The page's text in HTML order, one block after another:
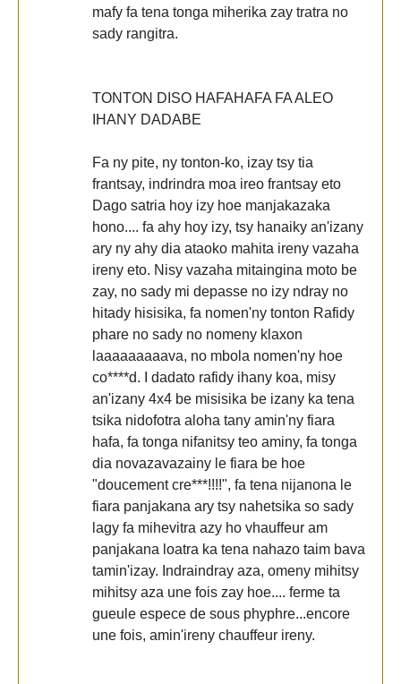
mafy fa tena tonga miherika zay tratra no
sady rangitra.
TONTON DISO HAFAHAFA FA ALEO
IHANY DADABE
Fa ny pite, ny tonton-ko, izay tsy tia
frantsay, indrindra moa ireo frantsay eto
Dago satria hoy izy hoe manjakazaka
hono.... fa ahy hoy izy, tsy hanaiky an'izany
ary ny ahy dia ataoko mahita ireny vazaha
ireny eto. Nisy vazaha mitaingina moto be
zay, no sady mi depasse no izy ndray no
hitady hisisika, fa nomen'ny tonton Rafidy
phare no sady no nomeny klaxon
laaaaaaaaava, no mbola nomen'ny hoe
co****d. I dadato rafidy ihany koa, misy
an'izany 4x4 be misisika be izany ka tena
tsika nidofotra aloha tany amin'ny fiara
hafa, fa tonga nifanitsy teo aminy, fa tonga
dia novazavazainy le fiara be hoe
"doucement cre***!!!!", fa tena nijanona le
fiara panjakana ary tsy nahetsika so sady
lagy fa mihevitra azy ho vhauffeur am
panjakana loatra ka tena nahazo taim bava
tamin'izay. Indraindray aza, omeny mihitsy
mihitsy aza une fois zay hoe.... ferme ta
gueule espece de sous phyphre...encore
une fois, amin'ireny chauffeur ireny.